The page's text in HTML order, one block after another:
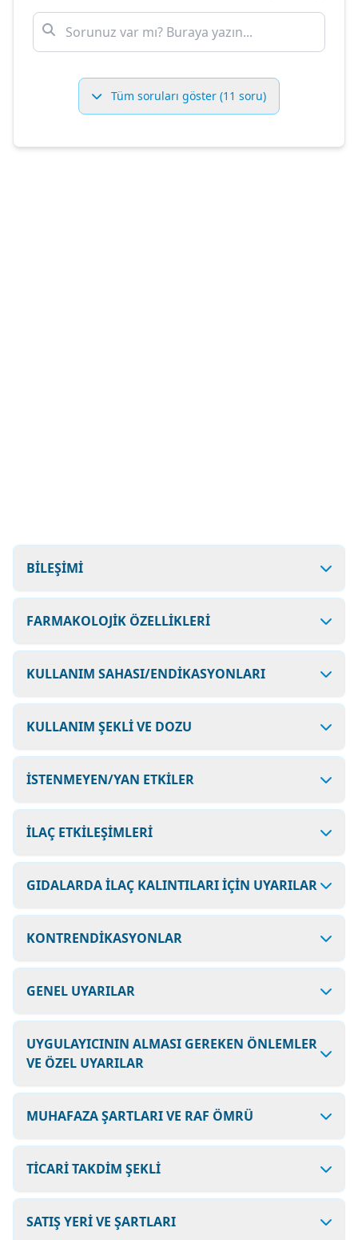
Tüm soruları göster (11 soru)
BİLEŞİMİ
FARMAKOLOJİK ÖZELLİKLERİ
KULLANIM SAHASI/ENDİKASYONLARI
KULLANIM ŞEKLİ VE DOZU
İSTENMEYEN/YAN ETKİLER
İLAÇ ETKİLEŞİMLERİ
GIDALARDA İLAÇ KALINTILARI İÇİN UYARILAR
KONTRENDİKASYONLAR
GENEL UYARILAR
UYGULAYICININ ALMASI GEREKEN ÖNLEMLER
VE ÖZEL UYARILAR
MUHAFAZA ŞARTLARI VE RAF ÖMRÜ
TİCARİ TAKDİM ŞEKLİ
SATIŞ YERİ VE ŞARTLARI